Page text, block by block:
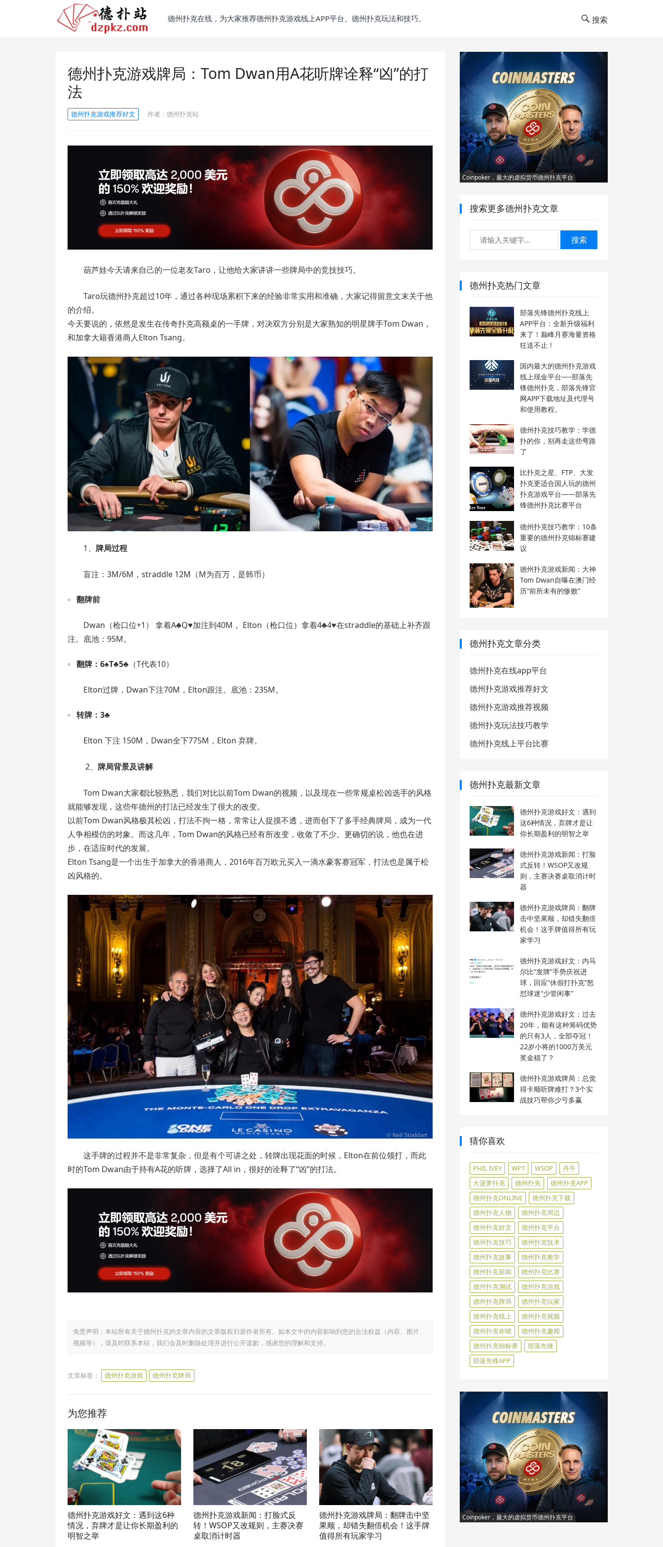
德州扑克在线，为大家推荐德州扑克游戏线上APP平台、德州扑克玩法和技巧。 搜索
德州扑克游戏牌局：Tom Dwan用A花听牌诠释“凶”的打
法
德州扑克游戏推荐好文 作者： 德州扑克站
葫芦娃今天请来自己的一位老友Taro，让他给大家讲讲一些牌局中的竞技技巧。
Taro玩德州扑克超过10年，通过各种现场累积下来的经验非常实用和准确，大家记得留意文末关于他
的介绍。
今天要说的，依然是发生在传奇扑克高额桌的一手牌，对决双方分别是大家熟知的明星牌手Tom Dwan，
和加拿大籍香港商人Elton Tsang。
1、 牌局过程
盲注：3M/6M，straddle 12M（M为百万，是韩币）
翻牌前
Dwan（枪口位+1） 拿着A♣Q♥加注到40M， Elton（枪口位）拿着4♣4♥在straddle的基础上补齐跟
注。底池：95M。
翻牌：6♠T♣5♣ （T代表10）
Elton过牌，Dwan下注70M，Elton跟注。底池：235M。
转牌：3♣
Elton 下注 150M，Dwan全下775M，Elton 弃牌。
2、 牌局背景及讲解
Tom Dwan大家都比较熟悉，我们对比以前Tom Dwan的视频，以及现在一些常规桌松凶选手的风格
就能够发现，这些年德州的打法已经发生了很大的改变。
以前Tom Dwan风格极其松凶，打法不拘一格，常常让人捉摸不透，进而创下了多手经典牌局，成为一代
人争相模仿的对象。而这几年，Tom Dwan的风格已经有所改变，收敛了不少。更确切的说，他也在进
步，在适应时代的发展。
Elton Tsang是一个出生于加拿大的香港商人，2016年百万欧元买入一滴水豪客赛冠军，打法也是属于松
凶风格的。
这手牌的过程并不是非常复杂，但是有个可讲之处，转牌出现花面的时候，Elton在前位领打，而此
时的Tom Dwan由于持有A花的听牌，选择了All in，很好的诠释了“凶”的打法。
免责声明：本站所有关于德州扑克的文章内容的文章版权归原作者所有。如本文中的内容影响到您的合法权益（内容、图片、
视频等），请及时联系本站，我们会及时删除处理并进行公开道歉，感谢您的理解和支持。
文章标签： 德州扑克游戏 德州扑克牌局
为您推荐
德州扑克游戏好文：遇到这6种
情况，弃牌才是让你长期盈利的
明智之举
德州扑克游戏新闻：打脸式反
转！WSOP又改规则，主赛决赛
桌取消计时器
德州扑克游戏牌局：翻牌击中坚
果顺，却错失翻倍机会！这手牌
值得所有玩家学习
Coinpoker，最大的虚拟货币德州扑克平台
搜索更多德州扑克文章
搜索
德州扑克热门文章
部落先锋德州扑克线上
APP平台：全新升级福利
来了！巅峰月赛海量资格
狂送不止！
国内最大的德州扑克游戏
线上现金平台—–部落先
锋德州扑克，部落先锋官
网APP下载地址及代理号
和使用教程。
德州扑克技巧教学：学德
扑的你，别再走这些弯路
了
比扑克之星、FTP、大发
扑克更适合国人玩的德州
扑克游戏平台——部落先
锋德州扑克比赛平台
德州扑克技巧教学：10条
重要的德州扑克锦标赛建
议
德州扑克游戏新闻：大神
Tom Dwan自曝在澳门经
历“前所未有的惨败”
德州扑克文章分类
德州扑克在线app平台
德州扑克游戏推荐好文
德州扑克游戏推荐视频
德州扑克玩法技巧教学
德州扑克线上平台比赛
德州扑克最新文章
德州扑克游戏好文：遇到
这6种情况，弃牌才是让
你长期盈利的明智之举
德州扑克游戏新闻：打脸
式反转！WSOP又改规
则，主赛决赛桌取消计时
器
德州扑克游戏牌局：翻牌
击中坚果顺，却错失翻倍
机会！这手牌值得所有玩
家学习
德州扑克游戏好文：内马
尔比“发牌”手势庆祝进
球，回应“休假打扑克”怒
怼球迷“少管闲事”
德州扑克游戏好文：过去
20年，能有这种筹码优势
的只有3人，全部夺冠！
22岁小将的1000万美元
奖金稳了？
德州扑克游戏牌局：总觉
得卡顺听牌难打？3个实
战技巧帮你少亏多赢
猜你喜欢
PHIL IVEY WPT WSOP
丹牛
大菠萝扑克
德州扑克
德州扑克APP
德州扑克ONLINE
德州扑克下载
德州扑克人物
德州扑克周边
德州扑克好文
德州扑克平台
德州扑克技巧
德州扑克技术
德州扑克故事
德州扑克教学
德州扑克新闻
德州扑克比赛
德州扑克测试
德州扑克游戏
德州扑克牌局
德州扑克玩家
德州扑克线上
德州扑克视频
德州扑克诈唬
德州扑克趣闻
德州扑克锦标赛
部落先锋
部落先锋APP
Coinpoker，最大的虚拟货币德州扑克平台